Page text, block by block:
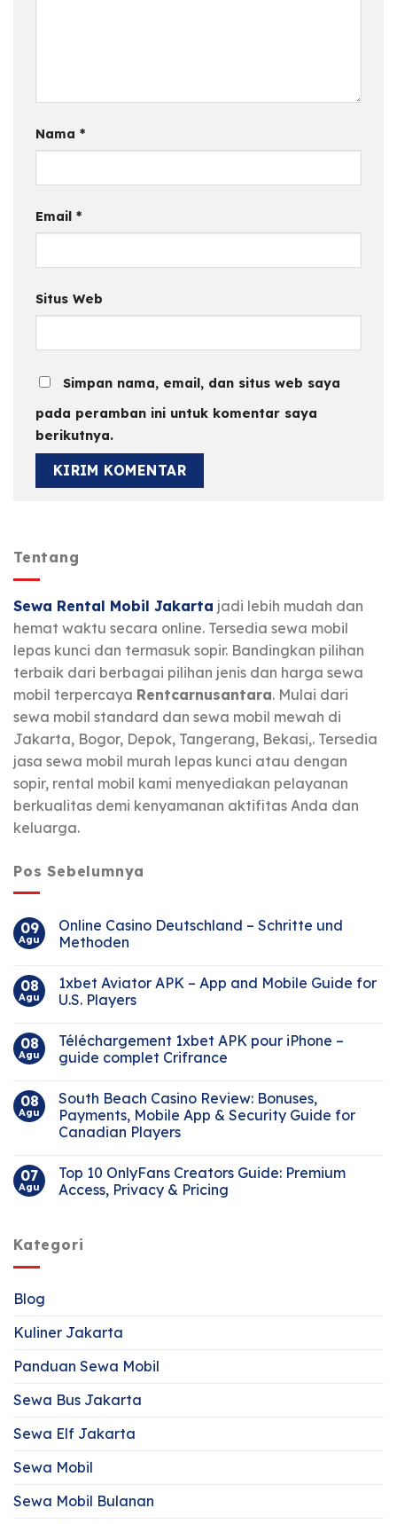
Nama *
Email *
Situs Web
Simpan nama, email, dan situs web saya
pada peramban ini untuk komentar saya
berikutnya.
Tentang
Sewa Rental Mobil Jakarta jadi lebih mudah dan
hemat waktu secara online. Tersedia sewa mobil
lepas kunci dan termasuk sopir. Bandingkan pilihan
terbaik dari berbagai pilihan jenis dan harga sewa
mobil terpercaya Rentcarnusantara. Mulai dari
sewa mobil standard dan sewa mobil mewah di
Jakarta, Bogor, Depok, Tangerang, Bekasi,. Tersedia
jasa sewa mobil murah lepas kunci atau dengan
sopir, rental mobil kami menyediakan pelayanan
berkualitas demi kenyamanan aktifitas Anda dan
keluarga.
Pos Sebelumnya
09
Agu
Online Casino Deutschland – Schritte und
Methoden
08
Agu
1xbet Aviator APK – App and Mobile Guide for
U.S. Players
08
Agu
Téléchargement 1xbet APK pour iPhone –
guide complet Crifrance
08
Agu
South Beach Casino Review: Bonuses,
Payments, Mobile App & Security Guide for
Canadian Players
07
Agu
Top 10 OnlyFans Creators Guide: Premium
Access, Privacy & Pricing
Kategori
Blog
Kuliner Jakarta
Panduan Sewa Mobil
Sewa Bus Jakarta
Sewa Elf Jakarta
Sewa Mobil
Sewa Mobil Bulanan